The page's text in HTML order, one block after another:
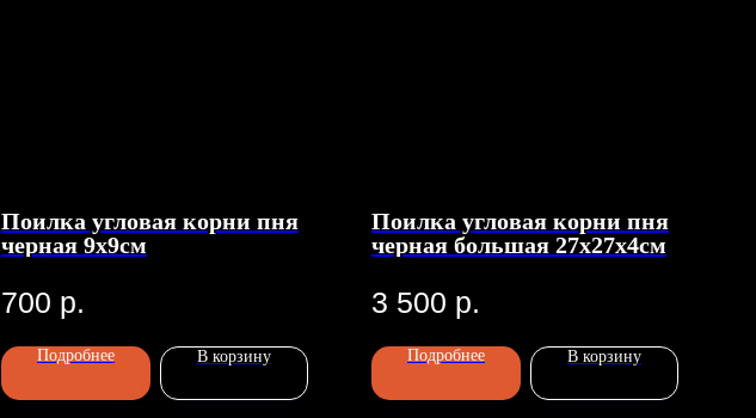
Поилка угловая корни пня
черная 9х9см
700 р.
Подробнее В корзину
Поилка угловая корни пня
черная большая 27х27х4см
3 500 р.
Подробнее В корзину